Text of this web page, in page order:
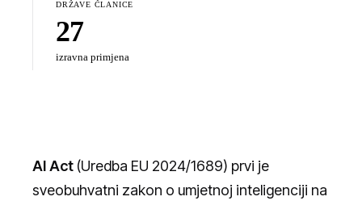
DRŽAVE ČLANICE
27
izravna primjena
AI Act (Uredba EU 2024/1689) prvi je
sveobuhvatni zakon o umjetnoj inteligenciji na